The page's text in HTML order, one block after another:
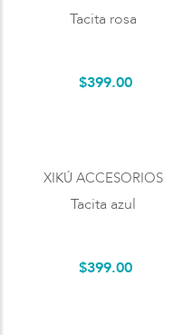
Tacita rosa
$399.00
XIKÚ ACCESORIOS
Tacita azul
$399.00